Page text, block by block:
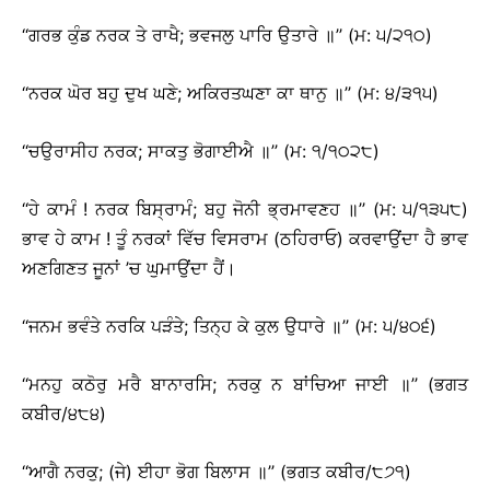
‘‘ਗਰਭ ਕੁੰਡ ਨਰਕ ਤੇ ਰਾਖੈ; ਭਵਜਲੁ ਪਾਰਿ ਉਤਾਰੇ ॥’’ (ਮ: ੫/੨੧੦)
‘‘ਨਰਕ ਘੋਰ ਬਹੁ ਦੁਖ ਘਣੇ; ਅਕਿਰਤਘਣਾ ਕਾ ਥਾਨੁ ॥’’ (ਮ: ੪/੩੧੫)
‘‘ਚਉਰਾਸੀਹ ਨਰਕ; ਸਾਕਤੁ ਭੋਗਾਈਐ ॥’’ (ਮ: ੧/੧੦੨੮)
‘‘ਹੇ ਕਾਮੰ ! ਨਰਕ ਬਿਸ੍ਰਾਮੰ; ਬਹੁ ਜੋਨੀ ਭ੍ਰਮਾਵਣਹ ॥’’ (ਮ: ੫/੧੩੫੮)
ਭਾਵ ਹੇ ਕਾਮ ! ਤੂੰ ਨਰਕਾਂ ਵਿੱਚ ਵਿਸਰਾਮ (ਠਹਿਰਾਓ) ਕਰਵਾਉਂਦਾ ਹੈ ਭਾਵ
ਅਣਗਿਣਤ ਜੂਨਾਂ ’ਚ ਘੁਮਾਉਂਦਾ ਹੈਂ।
‘‘ਜਨਮ ਭਵੰਤੇ ਨਰਕਿ ਪੜੰਤੇ; ਤਿਨ੍ਹ ਕੇ ਕੁਲ ਉਧਾਰੇ ॥’’ (ਮ: ੫/੪੦੬)
‘‘ਮਨਹੁ ਕਠੋਰੁ ਮਰੈ ਬਾਨਾਰਸਿ; ਨਰਕੁ ਨ ਬਾਂਚਿਆ ਜਾਈ ॥’’ (ਭਗਤ
ਕਬੀਰ/੪੮੪)
‘‘ਆਗੈ ਨਰਕੁ; (ਜੇ) ਈਹਾ ਭੋਗ ਬਿਲਾਸ ॥’’ (ਭਗਤ ਕਬੀਰ/੮੭੧)